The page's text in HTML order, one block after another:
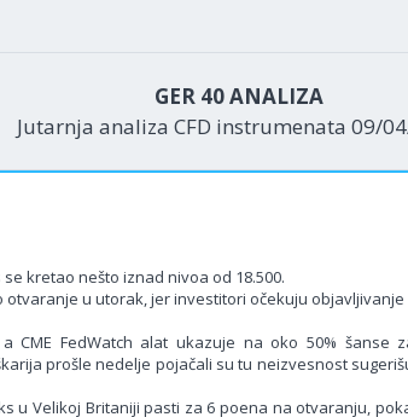
GER 40 ANALIZA
Jutarnja analiza CFD instrumenata 09/
kretao nešto iznad nivoa od 18.500.
otvaranje u utorak, jer investitori očekuju
CME FedWatch alat ukazuje na oko 50% šanse
prošle nedelje pojačali su tu neizvesnost
u Velikoj Britaniji pasti za 6 poena na otvaranju,